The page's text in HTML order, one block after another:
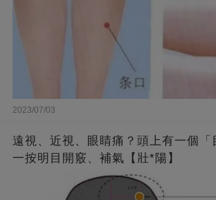
2023/07/03
遠視、近視、眼睛痛？頭上有一個「
一按明目開竅、補氣【壯*陽】